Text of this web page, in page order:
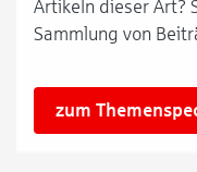
Artikeln dieser Art?
Sammlung von
zum